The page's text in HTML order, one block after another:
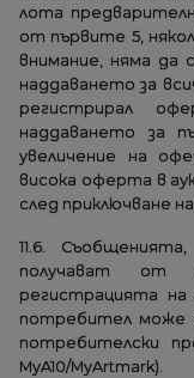
лота
от първите 5,
внимание, няма да
наддаването за
регистрирал
наддаването за
увеличение на
висока оферта в
след приключване
11.6.
получават от
регистрацията на
потребител може
потребителски
MyA10/MyArtmark).